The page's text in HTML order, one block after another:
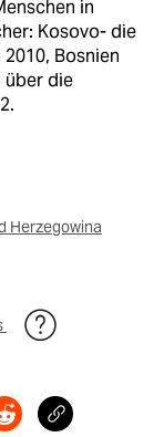
in
Kosovo- die
Bosnien
über die
Herzegowina